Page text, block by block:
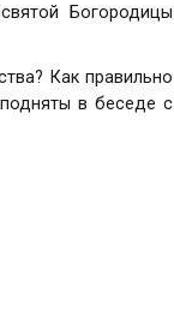
Богородицы
Как правильно
в беседе с